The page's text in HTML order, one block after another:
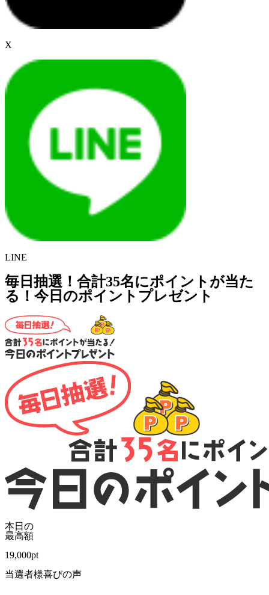
X
LINE
毎日抽選！合計35名にポイントが当た
る！今日のポイントプレゼント
本日の
最高額
19,000pt
当選者様喜びの声